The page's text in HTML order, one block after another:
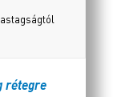
rétegre